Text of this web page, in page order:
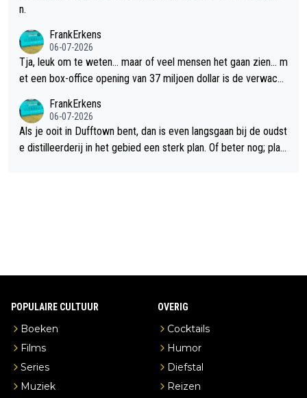
n.
FrankErkens
06-07-2026
Tja, leuk om te weten... maar of veel mensen het gaan zien... m
et een box-office opening van 37 miljoen dollar is de verwacht
FrankErkens
06-07-2026
Als je ooit in Dufftown bent, dan is even langsgaan bij de oudst
e distilleerderij in het gebied een sterk plan. Of beter nog; plan
POPULAIRE CULTUUR
Boeken
Films
Series
Muziek
OVERIG
Cocktails
Humor
Diefstal
Reizen